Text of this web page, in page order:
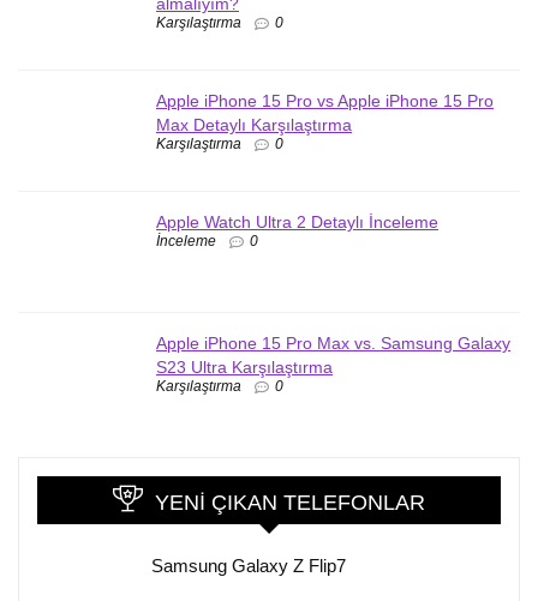
almalıyım?
Karşılaştırma 0
Apple iPhone 15 Pro vs Apple iPhone 15 Pro
Max Detaylı Karşılaştırma
Karşılaştırma 0
Apple Watch Ultra 2 Detaylı İnceleme
İnceleme 0
Apple iPhone 15 Pro Max vs. Samsung Galaxy
S23 Ultra Karşılaştırma
Karşılaştırma 0
YENI ÇIKAN TELEFONLAR
Samsung Galaxy Z Flip7